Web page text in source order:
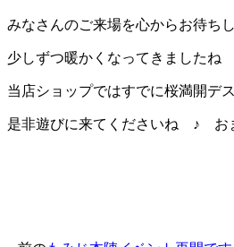
みなさんのご来場を心からお待ちし
少しずつ暖かくなってきました
当店ショップではすでに桜満開デ
是非遊びに来てくださいね ♪ お